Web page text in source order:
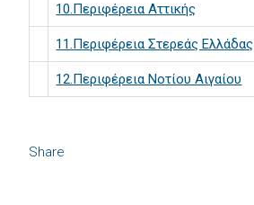
Share
10.Περιφέρεια Αττικής
11.Περιφέρεια Στερεάς Ελλάδας
12.Περιφέρεια Νοτίου Αιγαίου